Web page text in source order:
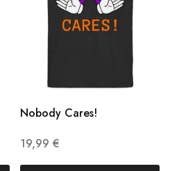
Nobody Cares!
19,99 €